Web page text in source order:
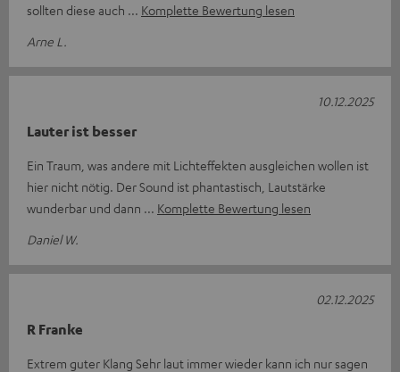
sollten diese auch
Komplette Bewertung lesen
Arne L.
Lauter ist besser
Ein Traum, was andere mit Lichteffekten ausgleichen wollen ist
hier nicht nötig. Der Sound ist phantastisch, Lautstärke
wunderbar und dann
Komplette Bewertung lesen
Daniel W.
10.12.2025
R Franke
Extrem guter Klang Sehr laut immer wieder kann ich nur sagen
02.12.2025